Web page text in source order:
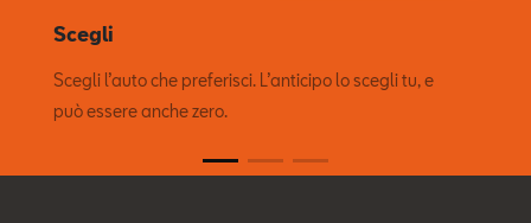
Scegli
Scegli l’auto che preferisci. L’anticipo lo scegli tu, e
può essere anche zero.